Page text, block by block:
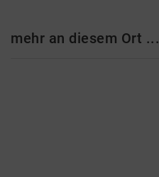
mehr an diesem Ort ...